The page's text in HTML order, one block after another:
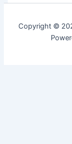
Copyright ©